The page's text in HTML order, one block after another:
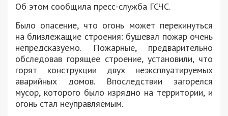
Об этом сообщила пресс-служба ГСЧС.
Было опасение, что огонь может перекинуться
на близлежащие строения: бушевал пожар очень
непредсказуемо. Пожарные, предварительно
обследовав горящее строение, установили, что
горят конструкции двух неэксплуатируемых
аварийных домов. Впоследствии загорелся
мусор, которого было изрядно на территории, и
огонь стал неуправляемым.